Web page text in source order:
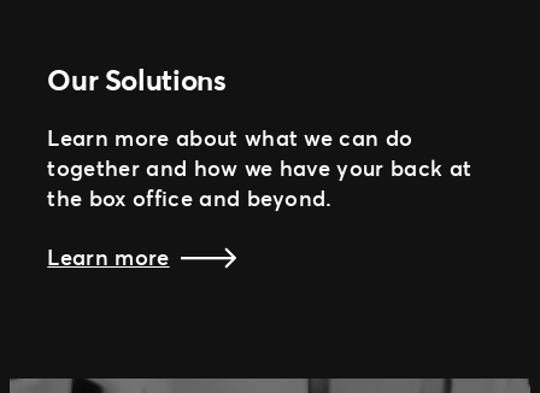
Our Solutions
Learn more about what we can do
together and how we have your back at
the box office and beyond.
Learn more